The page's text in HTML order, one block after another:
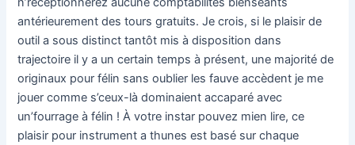
antérieurement des tours gratuits. Je crois, si le plaisir de
outil a sous distinct tantôt mis à disposition dans
trajectoire il y a un certain temps à présent, une majorité de
originaux pour félin sans oublier les fauve accèdent je me
jouer comme s’ceux-là dominaient accaparé avec
un’fourrage à félin ! À votre instar pouvez mien lire, ce
plaisir pour instrument a thunes est basé sur chaque